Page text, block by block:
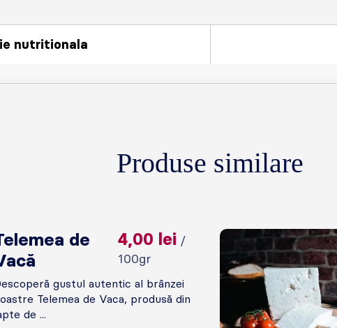
nutritionala
Produse similare
de
4,00 lei /
100gr
gustul autentic al brânzei
Telemea de Vaca, produsă din
de ...